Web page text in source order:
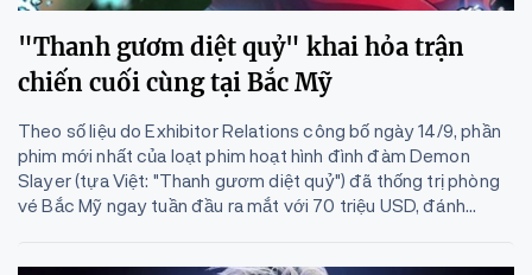
"Thanh gươm diệt quỷ" khai hỏa trận
chiến cuối cùng tại Bắc Mỹ
Theo số liệu do Exhibitor Relations công bố ngày 14/9, phần
phim mới nhất của loạt phim hoạt hình đình đàm Demon
Slayer (tựa Việt: "Thanh gươm diệt quỷ") đã thống trị phòng
vé Bắc Mỹ ngay tuần đầu ra mắt với 70 triệu USD, đánh...